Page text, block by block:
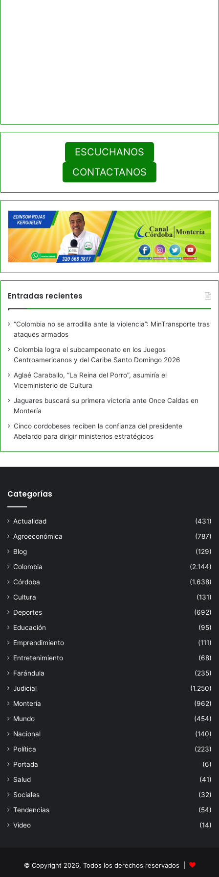
ESCUCHANOS
CONTACTANOS
Entradas recientes
“Colombia no se arrodilla ante la violencia”: MinTransporte tras
ataques armados
Colombia logra el subcampeonato en los Juegos
Centroamericanos y del Caribe Santo Domingo 2026
Aglaé Caraballo, “La Reina del Porro”, asumiría el
Viceministerio de Cultura
Jaguares buscará su primera victoria ante Once Caldas en
Montería
Cinco cordobeses reciben la confianza del presidente
Abelardo para dirigir ministerios estratégicos
Categorías
Actualidad
(431)
Agroeconómica
(787)
Blog
(129)
Colombia
(2.144)
Córdoba
(1.638)
Cultura
(131)
Deportes
(692)
Educación
(95)
Emprendimiento
(111)
Entretenimiento
(68)
Farándula
(235)
Judicial
(1.250)
Montería
(962)
Mundo
(454)
Nacional
(140)
Política
(223)
Portada
(6)
Salud
(41)
Sociales
(32)
Tendencias
(54)
Video
(14)
© Copyright 2026, Todos los derechos reservados |